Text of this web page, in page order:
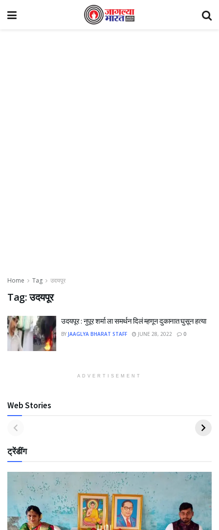
Home Tag उदयपूर
Tag:उदयपूर
उदयपूर : नुपूर शर्मा ला समर्थन दिलं म्हणून दुकानात घुसून हत्या
BY JAAGLYA BHARAT STAFF JUNE 28, 2022 0
ADVERTISEMENT
Web Stories
ट्रेंडींग